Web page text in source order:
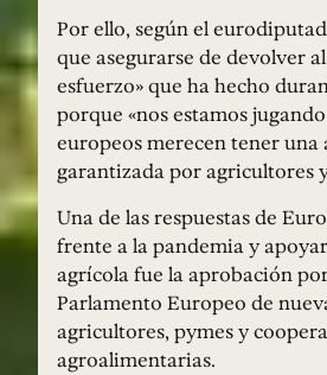
Por ello, según el
que asegurarse de devolver
esfuerzo» que ha hecho
porque «nos estamos
europeos merecen tener
garantizada por agricultores
Una de las respuestas de
frente a la pandemia y
agrícola fue la aprobación
Parlamento Europeo de
agricultores, pymes y
agroalimentarias.